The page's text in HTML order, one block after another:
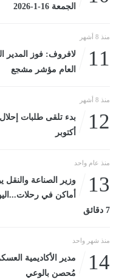
الجمعة 16-1-2026
منذ 8 أشهر
11
لافروف: فوز المدير
العام مؤشر مشجع
منذ 8 أشهر
12
أكتوبر
منذ عام واحد
13
وزير الصناعة والنقل
7 دقائق
منذ شهر واحد
14
مدير الأكاديمية
مُحصن بالوعي